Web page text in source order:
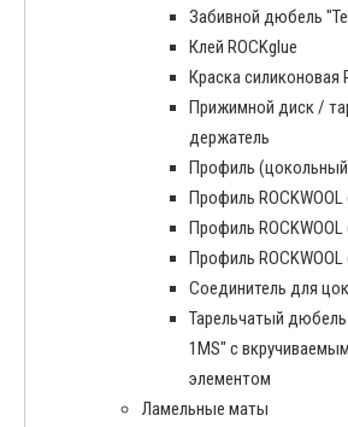
Забивной дюбель
Клей ROCKglue
Краска силиконовая
Прижимной диск /
держатель
Профиль
Профиль
Профиль
Профиль ROCKWOOL
Соединитель для
Тарельчатый
1MS" с
элементом
Ламельные маты